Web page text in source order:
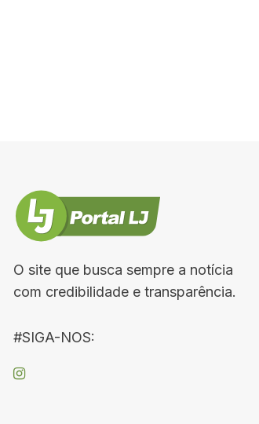
O site que busca sempre a notícia
com credibilidade e transparência.
#SIGA-NOS: